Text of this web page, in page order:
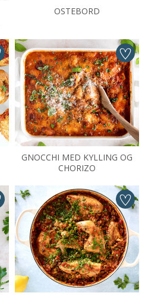
OSTEBORD
GNOCCHI MED KYLLING OG
CHORIZO